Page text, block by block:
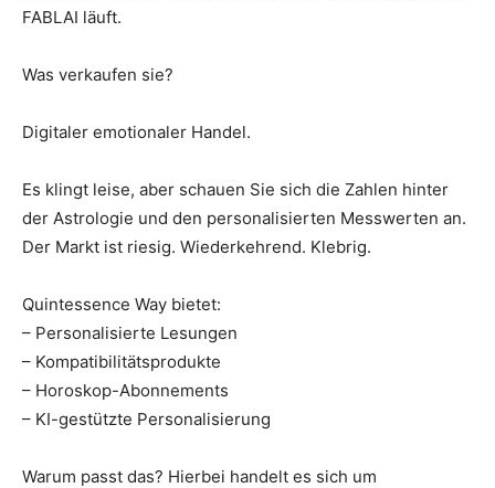
FABLAI läuft.
Was verkaufen sie?
Digitaler emotionaler Handel.
Es klingt leise, aber schauen Sie sich die Zahlen hinter
der Astrologie und den personalisierten Messwerten an.
Der Markt ist riesig. Wiederkehrend. Klebrig.
Quintessence Way bietet:
– Personalisierte Lesungen
– Kompatibilitätsprodukte
– Horoskop-Abonnements
– KI-gestützte Personalisierung
Warum passt das? Hierbei handelt es sich um